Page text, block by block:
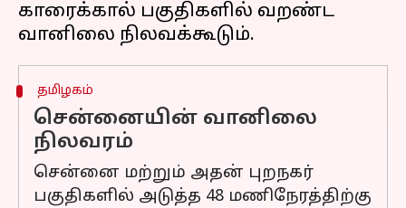
காரைக்கால் பகுதிகளில் வறண்ட
தமிழகம்
சென்னையின் வானிலை
நிலவரம்
சென்னை மற்றும் அதன் புறநகர்
பகுதிகளில் அடுத்த 48 மணிநேரத்திற்கு